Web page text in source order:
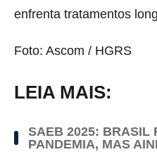
enfrenta tratamentos
Foto: Ascom / HGRS
LEIA MAIS:
SAEB 2025: BRASIL
PANDEMIA, MAS